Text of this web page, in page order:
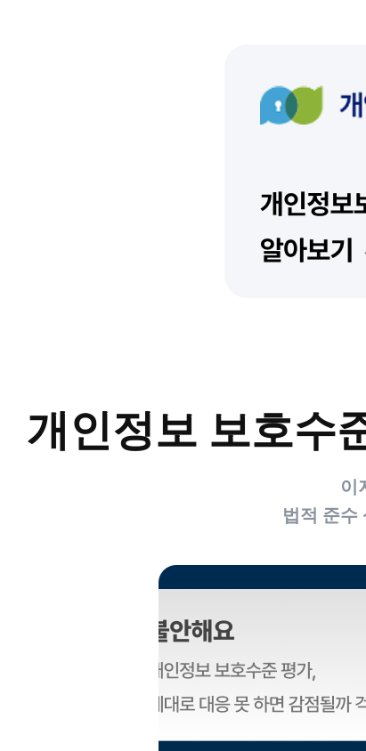
개인정보 보호수
이
법적 준수